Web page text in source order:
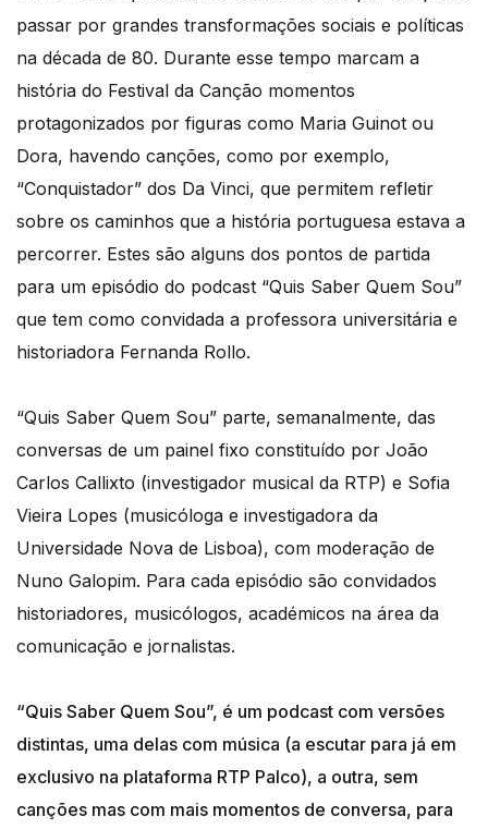
passar por grandes transformações sociais e políticas
na década de 80. Durante esse tempo marcam a
história do Festival da Canção momentos
protagonizados por figuras como Maria Guinot ou
Dora, havendo canções, como por exemplo,
“Conquistador” dos Da Vinci, que permitem refletir
sobre os caminhos que a história portuguesa estava a
percorrer. Estes são alguns dos pontos de partida
para um episódio do podcast “Quis Saber Quem Sou”
que tem como convidada a professora universitária e
historiadora Fernanda Rollo.
“Quis Saber Quem Sou” parte, semanalmente, das
conversas de um painel fixo constituído por João
Carlos Callixto (investigador musical da RTP) e Sofia
Vieira Lopes (musicóloga e investigadora da
Universidade Nova de Lisboa), com moderação de
Nuno Galopim. Para cada episódio são convidados
historiadores, musicólogos, académicos na área da
comunicação e jornalistas.
“Quis Saber Quem Sou”, é um podcast com versões
distintas, uma delas com música (a escutar para já em
exclusivo na plataforma RTP Palco), a outra, sem
canções mas com mais momentos de conversa, para